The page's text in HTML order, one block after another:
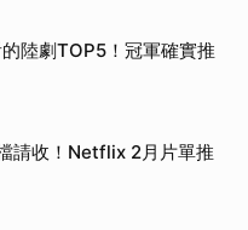
陸劇TOP5！冠軍確實推
請收！Netflix 2月片單推